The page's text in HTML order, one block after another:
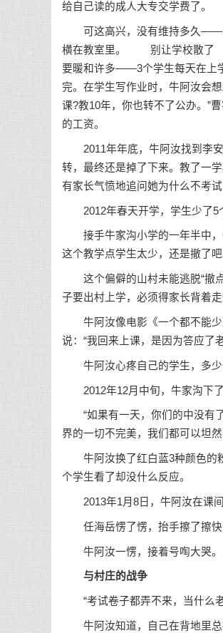
给自己读的成人大专交学费了。
可这高兴，没有维持多久——牛
横在教室里。 别让学校散了
要暖和许多——3个学生每天在上
完。在学生写作业时，牛阿汝会
课?教10年，你也转不了公办。”
的工资。
2011年年底，牛阿汝找到李安
转，最终还是掉了下来。教了一
有家长气愤地追问她为什么不考试
2012年春天开学，学生少了5
接手牛家沟小学的一年半中，
这个教学点学生太少，还是撤了吧
这个偏僻的山村未能逃脱“撤点
子要出村上学，必须得家长背着走
牛阿汝像电影《一个都不能少
说：“我回来上课，是因为答应了
牛阿汝心疼自己的学生，多少
2012年12月中旬，牛家沟下了
“如果有一天，你们的中没有了
界的一切不完美，我们都可以坦
牛阿汝换了红白蓝3种颜色的粉
个学生看了却没什么反应。
2013年1月8日，牛阿汝在课间
任海岳愣了愣，抬手擦了擦快
牛阿汝一愣，接着号啕大哭。
与村庄的战争
“考试卷子都弄不来，当什么
牛阿汝知道，自己在背地里总